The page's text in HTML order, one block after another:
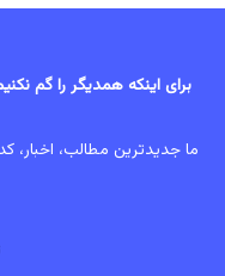
برای اینکه همدیگر را گم
ما جدیدترین مطالب، اخبار،